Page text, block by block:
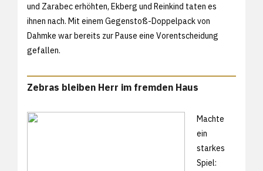
und Zarabec erhöhten, Ekberg und Reinkind taten es
ihnen nach. Mit einem Gegenstoß-Doppelpack von
Dahmke war bereits zur Pause eine Vorentscheidung
gefallen.
Zebras bleiben Herr im fremden Haus
Machte
ein
starkes
Spiel: